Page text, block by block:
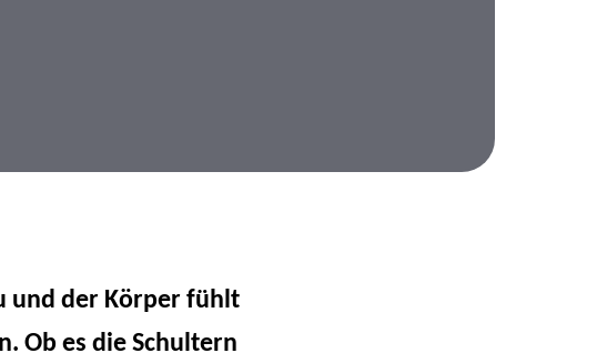
und der Körper fühlt
Ob es die Schultern